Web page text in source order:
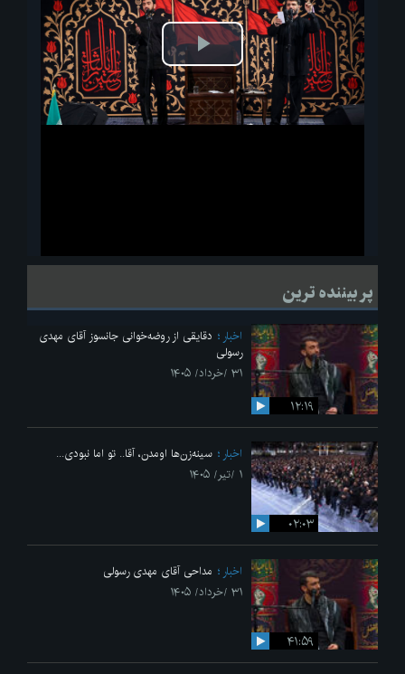
پخش
ویدیو
لحظاتی از قرائت زیارت اربعین امام حسین(ع) در مراسم عزاداری هیئات
پر بیننده ترین
۱۲:۱۹
اخبار
دقایقی از روضه‌خوانی جانسوز آقای مهدی
رسولی
۳۱ /خرداد/ ۱۴۰۵
۰۲:۰۳
اخبار
سینه‌زن‌ها اومدن،‌ آقا.. تو اما نبودی...
۱ /تیر/ ۱۴۰۵
۴۱:۵۹
اخبار
مداحی آقای مهدی رسولی
۳۱ /خرداد/ ۱۴۰۵